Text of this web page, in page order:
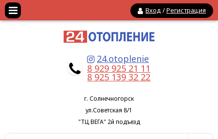
Вход /Регистрация
24.otoplenie
8 929 925 21 11
8 925 139 32 22
г. Солнечногорск
ул.Советская 8/1
"ТЦ ВЕГА" 2й подъезд